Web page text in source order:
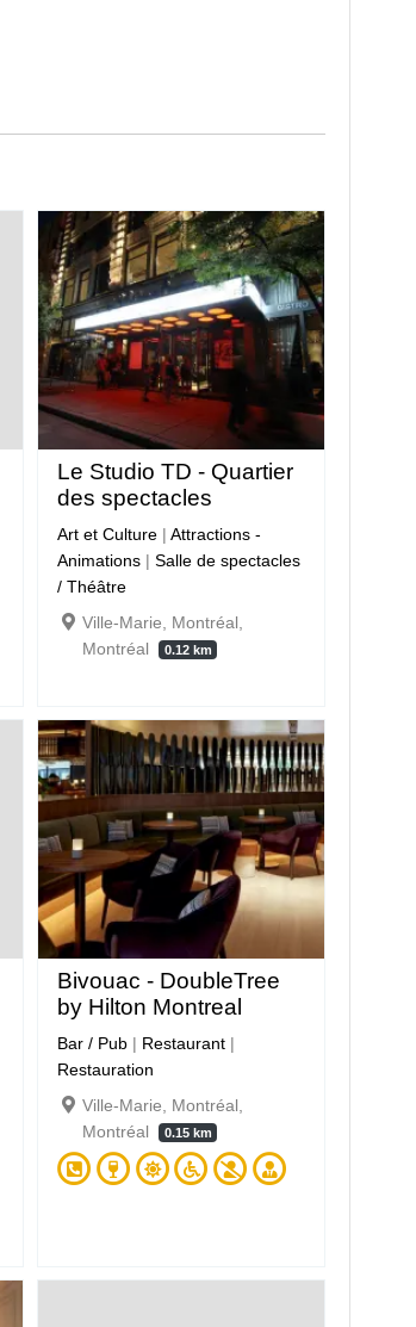
Le Studio TD - Quartier
des spectacles
Art et Culture| Attractions -
Animations| Salle de spectacles
/ Théâtre
Ville-Marie, Montréal,
Montréal
0.12 km
Bivouac - DoubleTree
by Hilton Montreal
Bar / Pub| Restaurant|
Restauration
Ville-Marie, Montréal,
Montréal
0.15 km